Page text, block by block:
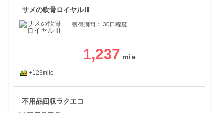
サメの軟骨ロイヤルⅢ
獲得期間： 30日程度
1,237
+123mile
不用品回収ラクエコ